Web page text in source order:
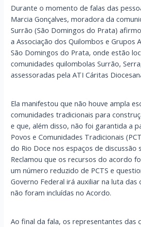
Durante o momento de falas das
Marcia Gonçalves, moradora da
Surrão (São Domingos do Prata)
a Associação dos Quilombos e Grupos
São Domingos do Prata, onde estão
comunidades quilombolas Surrão,
assessoradas pela ATI Cáritas
Ela manifestou que não houve ampla
comunidades tradicionais para
e que, além disso, não foi garantida a
Povos e Comunidades Tradicionais
do Rio Doce nos espaços de discussão
Reclamou que os recursos do acordo
um número reduzido de PCTS e
Governo Federal irá auxiliar na luta das
não foram incluídas no Acordo.
Ao final da fala, os representantes das